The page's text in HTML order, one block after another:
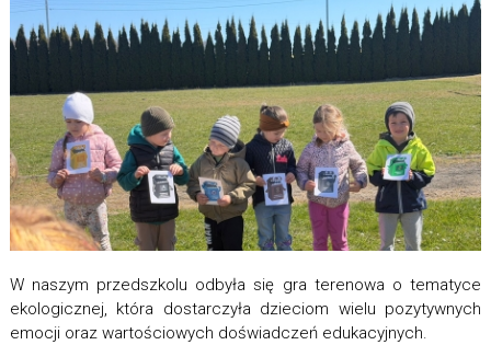
W naszym przedszkolu odbyła się gra terenowa o tematyce
ekologicznej, która dostarczyła dzieciom wielu pozytywnych
emocji oraz wartościowych doświadczeń edukacyjnych.